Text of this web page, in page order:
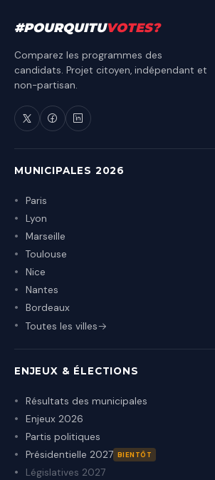
#POURQUITUVOTES?
Comparez les programmes des
candidats. Projet citoyen, indépendant et
non-partisan.
MUNICIPALES 2026
Paris
Lyon
Marseille
Toulouse
Nice
Nantes
Bordeaux
Toutes les villes
ENJEUX & ÉLECTIONS
Résultats des municipales
Enjeux 2026
Partis politiques
Présidentielle 2027 BIENTÔT
Législatives 2027